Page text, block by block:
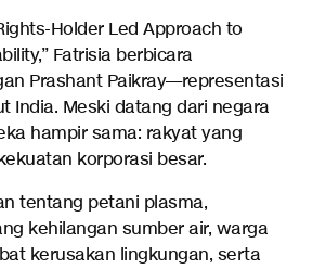
Holder Led Approach to
Fatrisia berbicara
Prashant Paikray—representasi
India. Meski datang dari negara
hampir sama: rakyat yang
korporasi besar.
tentang petani plasma,
kehilangan sumber air, warga
kerusakan lingkungan, serta